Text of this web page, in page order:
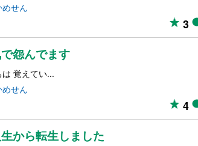
めせん
3
怨んでます
覚えてい...
めせん
4
から転生しました